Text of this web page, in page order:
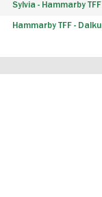
Sylvia - Hammarby TFF
Hammarby TFF -